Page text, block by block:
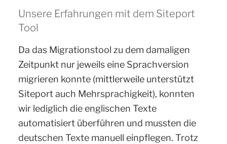
Unsere Erfahrungen mit dem Siteport
Tool
Da das Migrationstool zu dem damaligen
Zeitpunkt nur jeweils eine Sprachversion
migrieren konnte (mittlerweile unterstützt
Siteport auch Mehrsprachigkeit), konnten
wir lediglich die englischen Texte
automatisiert überführen und mussten die
deutschen Texte manuell einpflegen. Trotz